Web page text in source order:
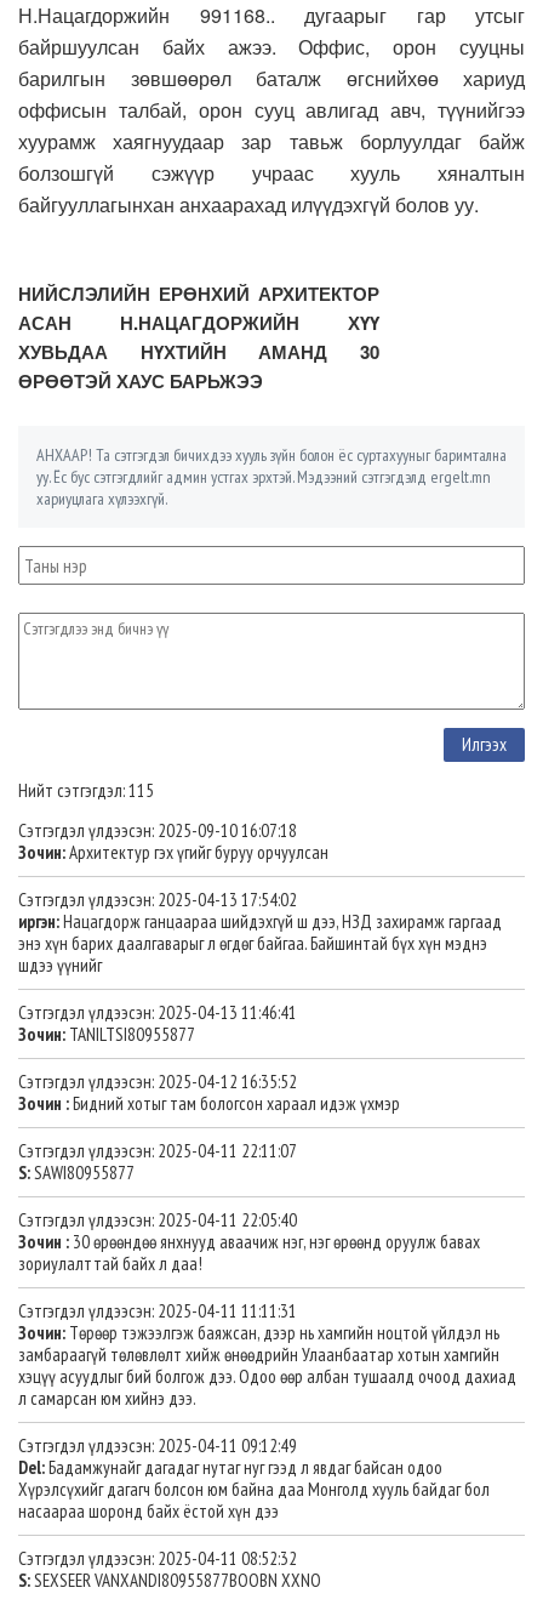
Н.Нацагдоржийн 991168.. дугаарыг гар утсыг
байршуулсан байх ажээ. Оффис, орон сууцны
барилгын зөвшөөрөл баталж өгснийхөө хариуд
оффисын талбай, орон сууц авлигад авч, түүнийгээ
хуурамж хаягнуудаар зар тавьж борлуулдаг байж
болзошгүй сэжүүр учраас хууль хяналтын
байгууллагынхан анхаарахад илүүдэхгүй болов уу.
НИЙСЛЭЛИЙН ЕРӨНХИЙ АРХИТЕКТОР
АСАН Н.НАЦАГДОРЖИЙН ХҮҮ
ХУВЬДАА НҮХТИЙН АМАНД 30
ӨРӨӨТЭЙ ХАУС БАРЬЖЭЭ
АНХААР! Та сэтгэгдэл бичихдээ хууль зүйн болон ёс суртахууныг баримтална
уу. Ёс бус сэтгэгдлийг админ устгах эрхтэй. Мэдээний сэтгэгдэлд ergelt.mn
хариуцлага хүлээхгүй.
Нийт сэтгэгдэл: 115
Сэтгэгдэл үлдээсэн: 2025-09-10 16:07:18
Зочин:Архитектур гэх үгийг буруу орчуулсан
Сэтгэгдэл үлдээсэн: 2025-04-13 17:54:02
иргэн:Нацагдорж ганцаараа шийдэхгүй ш дээ, НЗД захирамж гаргаад
энэ хүн барих даалгаварыг л өгдөг байгаа. Байшинтай бүх хүн мэднэ
шдээ үүнийг
Сэтгэгдэл үлдээсэн: 2025-04-13 11:46:41
Зочин: TANILTSI80955877
Сэтгэгдэл үлдээсэн: 2025-04-12 16:35:52
Зочин :Бидний хотыг там бологсон хараал идэж үхмэр
Сэтгэгдэл үлдээсэн: 2025-04-11 22:11:07
S:SAWI80955877
Сэтгэгдэл үлдээсэн: 2025-04-11 22:05:40
Зочин : 30 өрөөндөө янхнууд аваачиж нэг, нэг өрөөнд оруулж бавах
зориулалттай байх л даа!
Сэтгэгдэл үлдээсэн: 2025-04-11 11:11:31
Зочин: Төрөөр тэжээлгэж баяжсан, дээр нь хамгийн ноцтой үйлдэл нь
замбараагүй төлөвлөлт хийж өнөөдрийн Улаанбаатар хотын хамгийн
хэцүү асуудлыг бий болгож дээ. Одоо өөр албан тушаалд очоод дахиад
л самарсан юм хийнэ дээ.
Сэтгэгдэл үлдээсэн: 2025-04-11 09:12:49
Del:Бадамжунайг дагадаг нутаг нуг гээд л явдаг байсан одоо
Хүрэлсүхийг дагагч болсон юм байна даа Монголд хууль байдаг бол
насаараа шоронд байх ёстой хүн дээ
Сэтгэгдэл үлдээсэн: 2025-04-11 08:52:32
S:SEXSEER VANXANDI80955877BOOBN XXNO